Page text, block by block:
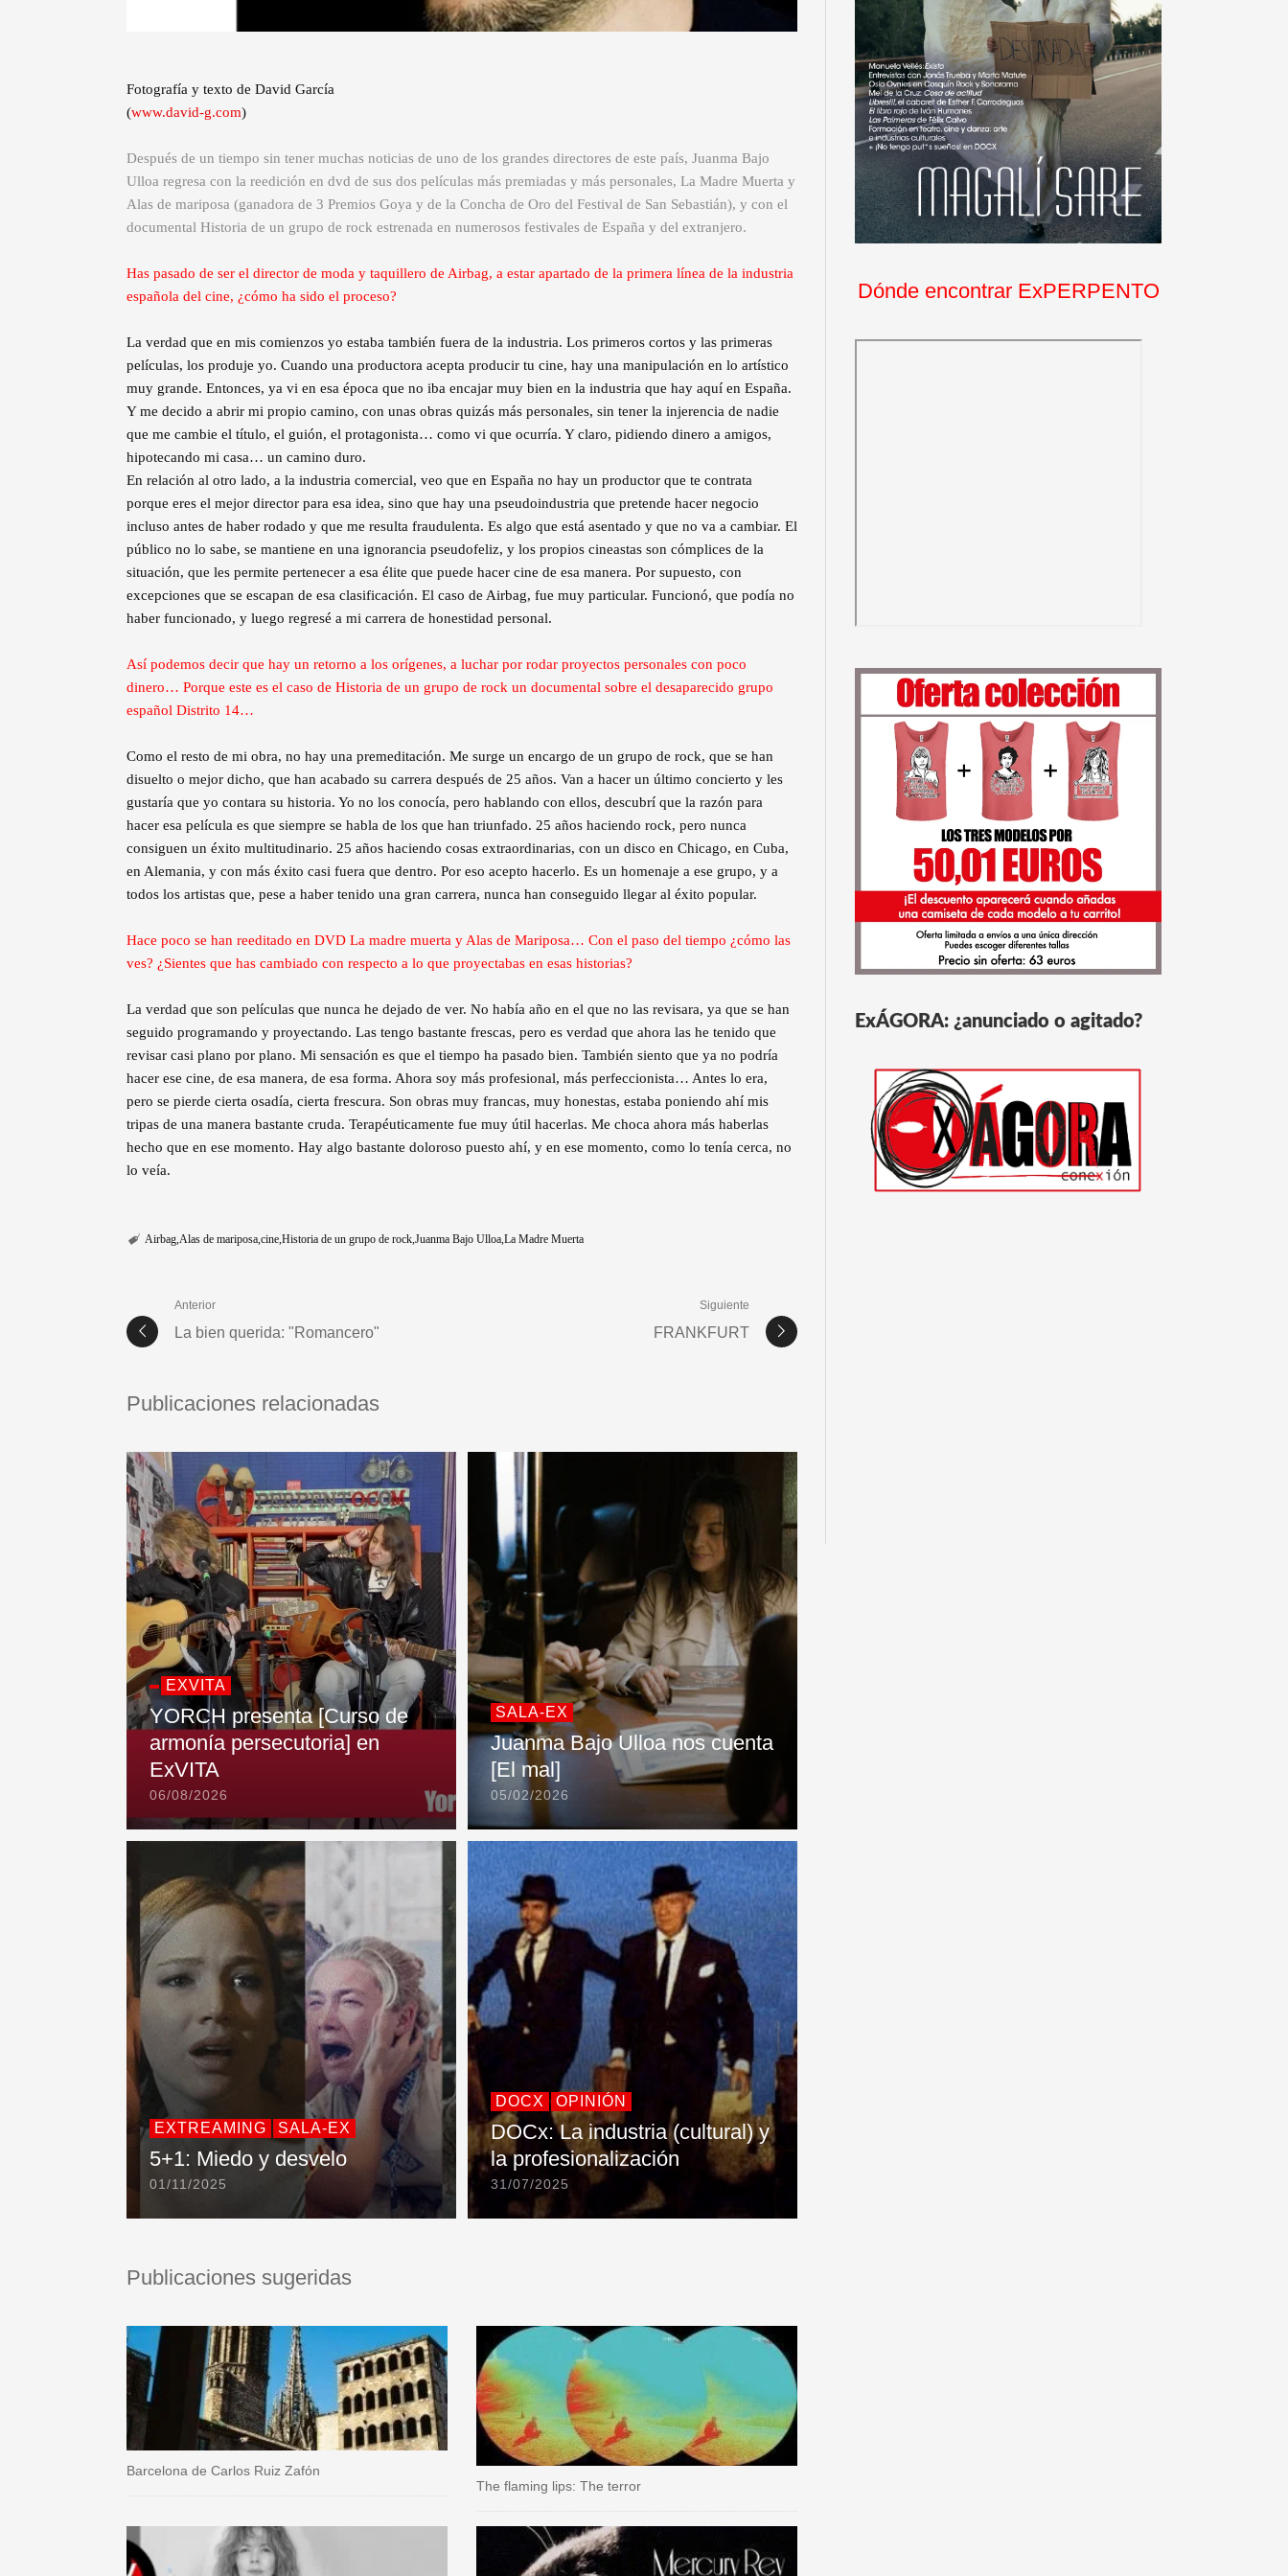
Fotografía y texto de David García
(www.david-g.com)
Después de un tiempo sin tener muchas noticias de uno de los grandes directores de este país, Juanma Bajo
Ulloa regresa con la reedición en dvd de sus dos películas más premiadas y más personales, La Madre Muerta y
Alas de mariposa (ganadora de 3 Premios Goya y de la Concha de Oro del Festival de San Sebastián), y con el
documental Historia de un grupo de rock estrenada en numerosos festivales de España y del extranjero.
Has pasado de ser el director de moda y taquillero de Airbag, a estar apartado de la primera línea de la industria
española del cine, ¿cómo ha sido el proceso?
La verdad que en mis comienzos yo estaba también fuera de la industria. Los primeros cortos y las primeras
películas, los produje yo. Cuando una productora acepta producir tu cine, hay una manipulación en lo artístico
muy grande. Entonces, ya vi en esa época que no iba encajar muy bien en la industria que hay aquí en España.
Y me decido a abrir mi propio camino, con unas obras quizás más personales, sin tener la injerencia de nadie
que me cambie el título, el guión, el protagonista… como vi que ocurría. Y claro, pidiendo dinero a amigos,
hipotecando mi casa… un camino duro.
En relación al otro lado, a la industria comercial, veo que en España no hay un productor que te contrata
porque eres el mejor director para esa idea, sino que hay una pseudoindustria que pretende hacer negocio
incluso antes de haber rodado y que me resulta fraudulenta. Es algo que está asentado y que no va a cambiar. El
público no lo sabe, se mantiene en una ignorancia pseudofeliz, y los propios cineastas son cómplices de la
situación, que les permite pertenecer a esa élite que puede hacer cine de esa manera. Por supuesto, con
excepciones que se escapan de esa clasificación. El caso de Airbag, fue muy particular. Funcionó, que podía no
haber funcionado, y luego regresé a mi carrera de honestidad personal.
Así podemos decir que hay un retorno a los orígenes, a luchar por rodar proyectos personales con poco
dinero… Porque este es el caso de Historia de un grupo de rock un documental sobre el desaparecido grupo
español Distrito 14…
Como el resto de mi obra, no hay una premeditación. Me surge un encargo de un grupo de rock, que se han
disuelto o mejor dicho, que han acabado su carrera después de 25 años. Van a hacer un último concierto y les
gustaría que yo contara su historia. Yo no los conocía, pero hablando con ellos, descubrí que la razón para
hacer esa película es que siempre se habla de los que han triunfado. 25 años haciendo rock, pero nunca
consiguen un éxito multitudinario. 25 años haciendo cosas extraordinarias, con un disco en Chicago, en Cuba,
en Alemania, y con más éxito casi fuera que dentro. Por eso acepto hacerlo. Es un homenaje a ese grupo, y a
todos los artistas que, pese a haber tenido una gran carrera, nunca han conseguido llegar al éxito popular.
Hace poco se han reeditado en DVD La madre muerta y Alas de Mariposa… Con el paso del tiempo ¿cómo las
ves? ¿Sientes que has cambiado con respecto a lo que proyectabas en esas historias?
La verdad que son películas que nunca he dejado de ver. No había año en el que no las revisara, ya que se han
seguido programando y proyectando. Las tengo bastante frescas, pero es verdad que ahora las he tenido que
revisar casi plano por plano. Mi sensación es que el tiempo ha pasado bien. También siento que ya no podría
hacer ese cine, de esa manera, de esa forma. Ahora soy más profesional, más perfeccionista… Antes lo era,
pero se pierde cierta osadía, cierta frescura. Son obras muy francas, muy honestas, estaba poniendo ahí mis
tripas de una manera bastante cruda. Terapéuticamente fue muy útil hacerlas. Me choca ahora más haberlas
hecho que en ese momento. Hay algo bastante doloroso puesto ahí, y en ese momento, como lo tenía cerca, no
lo veía.
Airbag Alas de mariposa cine Historia de un grupo de rock Juanma Bajo Ulloa La Madre Muerta
Anterior
La bien querida: "Romancero"
Siguiente
FRANKFURT
Publicaciones relacionadas
EXVITA
YORCH presenta [Curso de
armonía persecutoria] en
ExVITA
06/08/2026
SALA-EX
Juanma Bajo Ulloa nos cuenta
[El mal]
05/02/2026
EXTREAMING SALA-EX
5+1: Miedo y desvelo
01/11/2025
DOCX OPINIÓN
DOCx: La industria (cultural) y
la profesionalización
31/07/2025
Publicaciones sugeridas
Barcelona de Carlos Ruiz Zafón
The flaming lips: The terror
Dónde encontrar ExPERPENTO
ExÁGORA: ¿anunciado o agitado?